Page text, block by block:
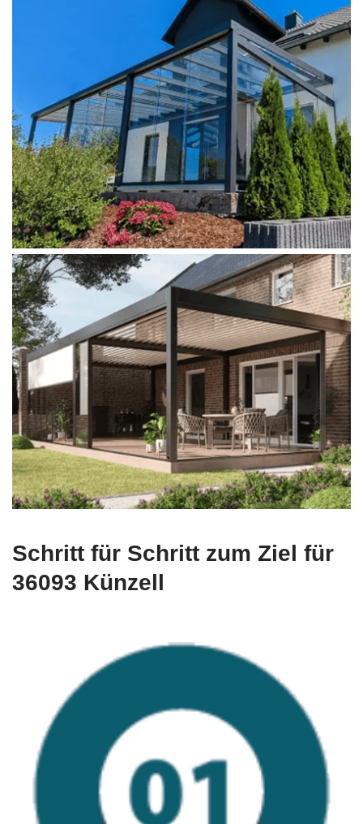
Schritt für Schritt zum Ziel für
36093 Künzell